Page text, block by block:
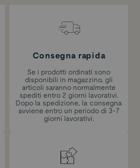
Consegna rapida
Se i prodotti ordinati sono
disponibili in magazzino, gli
articoli saranno normalmente
spediti entro 2 giorni lavorativi.
Dopo la spedizione, la consegna
avviene entro un periodo di 3-7
giorni lavorativi.